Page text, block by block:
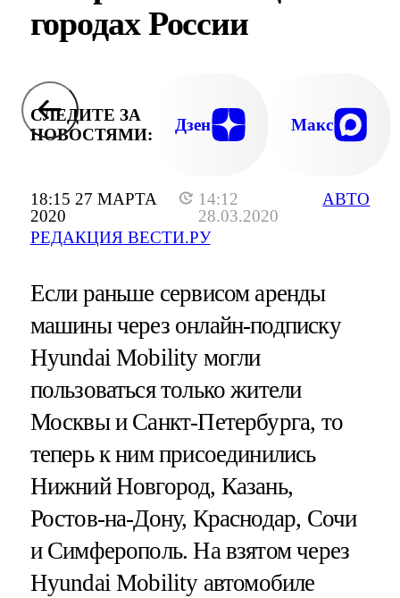
18:15 27 МАРТА
2020
14:12
28.03.2020
РЕДАКЦИЯ ВЕСТИ.РУ
АВТО
городах России
СЛЕДИТЕ ЗА
НОВОСТЯМИ:
Дзен Макс
Если раньше сервисом аренды
машины через онлайн-подписку
Hyundai Mobility могли
пользоваться только жители
Москвы и Санкт-Петербурга, то
теперь к ним присоединились
Нижний Новгород, Казань,
Ростов-на-Дону, Краснодар, Сочи
и Симферополь. На взятом через
Hyundai Mobility автомобиле